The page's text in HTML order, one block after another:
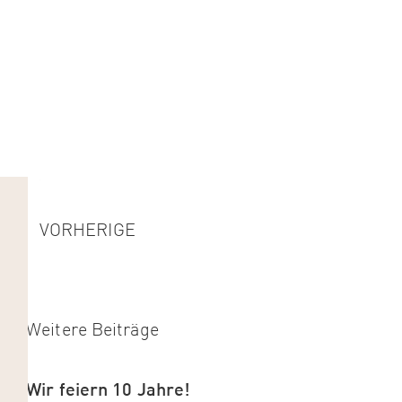
VORHERIGE
Weitere Beiträge
Wir feiern 10 Jahre!